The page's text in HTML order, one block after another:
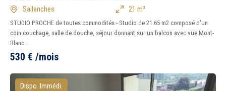
Sallanches 21 m²
STUDIO PROCHE de toutes commodités - Studio de 21.65 m2 composé d'un
coin couchage, salle de douche, séjour donnant sur un balcon avec vue Mont-
Blanc...
530 € /mois
Dispo. Immédi.